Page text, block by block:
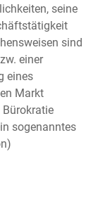
seine
sind
einer
eines
Markt
sogenanntes